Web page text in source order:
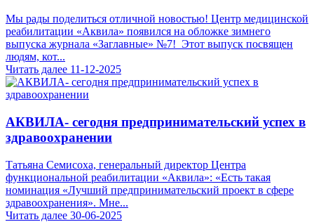
Мы рады поделиться отличной новостью! Центр медицинской
реабилитации «Аквила» появился на обложке зимнего
выпуска журнала «Заглавные» №7! Этот выпуск посвящен
людям, кот...
Читать далее 11-12-2025
АКВИЛА- сегодня предпринимательский успех в
здравоохранении
Татьяна Семисоха, генеральный директор Центра
функциональной реабилитации «Аквила»: «Есть такая
номинация «Лучший предпринимательский проект в сфере
здравоохранения». Мне...
Читать далее 30-06-2025